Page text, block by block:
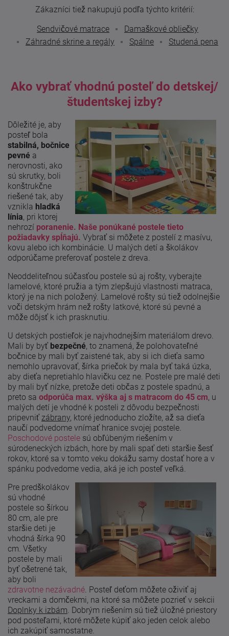
Zákazníci tiež nakupujú podľa týchto kritérií:
Sendvičové matrace
Damaškové obliečky
Záhradné skrine a regály
Spálne Studená pena
Ako vybrať vhodnú posteľ do detskej/
študentskej izby?
Dôležité je, aby
posteľ bola
stabilná, bočnice
pevné a
nerovnosti, ako
sú skrutky, boli
konštrukčne
riešené tak, aby
vznikla hladká
línia, pri ktorej
nehrozí poranenie. Naše ponúkané postele tieto
požiadavky spĺňajú. Vybrať si môžete z postelí z masívu,
kovu alebo ich kombinácie. U malých detí a školákov
odporúčame preferovať postele z dreva.
Neoddeliteľnou súčasťou postele sú aj rošty, vyberajte
lamelové, ktoré pružia a tým zlepšujú vlastnosti matraca,
ktorý je na nich položený. Lamelové rošty sú tiež odolnejšie
voči detským hrám než rošty latkové, ktoré sú pevné a
môže dôjsť k ich prasknutiu.
U detských postieľok je najvhodnejším materiálom drevo.
Mali by byť bezpečné, to znamená, že polohovateľné
bočnice by mali byť zaistené tak, aby si ich dieťa samo
nemohlo upravovať, šírka priečok by mala byť taká úzka,
aby dieťa nepretiahlo hlavičku cez ne. Postele pre malé deti
by mali byť nízke, pretože deti občas z postele spadnú, a
preto sa odporúča max. výška aj s matracom do 45 cm, u
malých detí je vhodné k posteli z dôvodu bezpečnosti
pripevniť zábrany, ktoré jednoducho zložíte, až sa dieťa
naučí podvedome vnímať hranice svojej postele.
Poschodové postele sú obľúbeným riešením v
súrodeneckých izbách, hore by mali spať deti staršie šesť
rokov, ktoré sa v tomto veku dokážu samy dostať hore a v
spánku podvedome vedia, aká je ich posteľ veľká.
Pre predškolákov
sú vhodné
postele so šírkou
80 cm, ale pre
staršie deti je
vhodná šírka 90
cm. Všetky
postele by mali
byť ošetrené tak,
aby boli
zdravotne nezávadné. Posteľ deťom môžete oživiť aj
vreckami a domčekmi, na ktoré sa môžete pozrieť v sekcii
Doplnky k izbám. Dobrým riešením sú tiež úložné priestory
pod posteľami, ktoré môžete kúpiť ako jeden celok alebo
ich zakúpiť samostatne.